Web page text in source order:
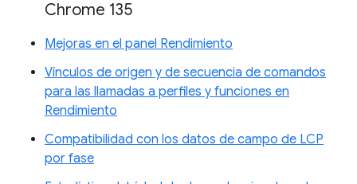
Chrome 135
Mejoras en el panel Rendimiento
Vínculos de origen y de secuencia de comandos
para las llamadas a perfiles y funciones en
Rendimiento
Compatibilidad con los datos de campo de LCP
por fase